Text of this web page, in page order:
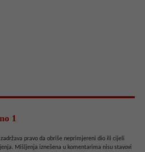
1
pravo da obriše neprimjereni dio ili cijeli
Mišljenja iznešena u komentarima nisu stavovi